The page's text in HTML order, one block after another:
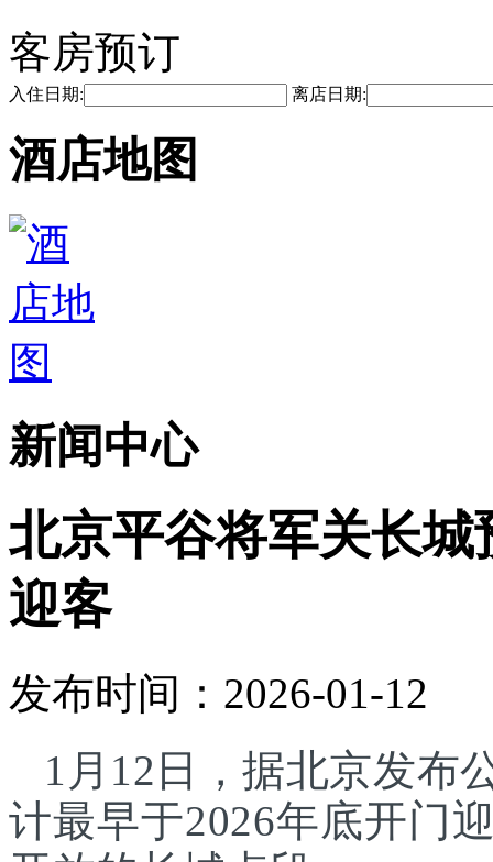
客房预订
入住日期: 离店日期:
酒店地图
新闻中心
北京平谷将军关长城
迎客
发布时间：2026-01-12
1月12日，据北京发布
计最早于2026年底开门